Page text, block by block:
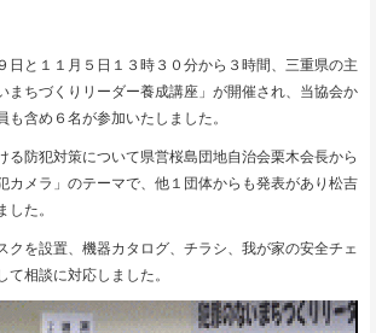
日と１１月５日１３時３０分から３時間、三重県の主
まちづくりリーダー養成講座」が開催され、当協会か
も含め６名が参加いたしました。
る防犯対策について県営桜島団地自治会栗木会長から
カメラ」のテーマで、他１団体からも発表があり松吉
た。
クを設置、機器カタログ、チラシ、我が家の安全チェ
て相談に対応しました。